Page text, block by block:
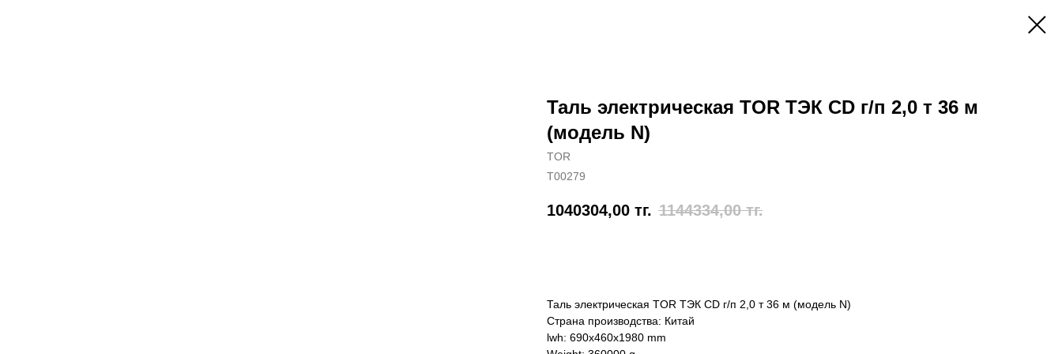
Таль электрическая TOR ТЭК CD г/п 2,0 т 36 м
(модель N)
TOR
T00279
1040304,00 тг. 1144334,00 тг.
Таль электрическая TOR ТЭК CD г/п 2,0 т 36 м (модель N)
Страна производства: Китай
lwh: 690x460x1980 mm